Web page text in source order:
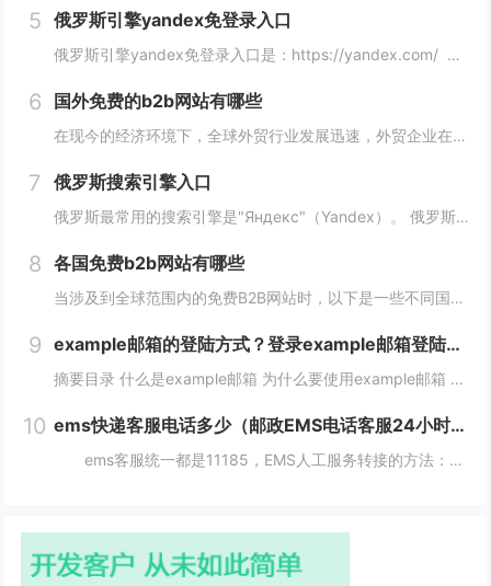
5 俄罗斯引擎yandex免登录入口
俄罗斯引擎yandex免登录入口是：https://yandex.com/ 无须登录直接使用，接下来小编就来给大家详细介绍。 俄罗斯引擎yandex免登录入口 Yandex是俄罗斯最大的互联网公司之一，其拥有自己的搜索引...
6 国外免费的b2b网站有哪些
在现今的经济环境下，全球外贸行业发展迅速，外贸企业在寻找客户方面也变得越来越重要，并且更加重视做好国外B2B网站的使用。因此，在选择一个合适的国外B2B网站时，您应该根据您的需求选择一个合适的网站，下面介绍一下国外免费的b2b网站有哪些？...
7 俄罗斯搜索引擎入口
俄罗斯最常用的搜索引擎是"Яндекс"（Yandex）。 俄罗斯搜索引擎yandex入口： 1、俄罗斯搜索引擎入口1：yandex.com，无须登录直接使用。 2、俄罗斯搜索引擎入口2：www.yandex.ru，需要登录使用。...
8 各国免费b2b网站有哪些
当涉及到全球范围内的免费B2B网站时，以下是一些不同国家的B2B网站，它们为企业提供了广阔的国际市场。这些网站在不同国家和地区具有不同的影响力，但都是免费使用的。 各国免费b2b网站： 1. 中国： - Alib...
9 example邮箱的登陆方式？登录example邮箱登陆服务器的步骤？
摘要目录 什么是example邮箱 为什么要使用example邮箱 example邮箱的登陆方式 如何保护example邮箱的安全性 结论 什么是example邮箱 example邮箱是由著名IT企...
10 ems快递客服电话多少（邮政EMS电话客服24小时服务热线）
ems客服统一都是11185，EMS人工服务转接的方法：1、使用固定电话或手机拨打11183，接通后，按1进入”上门揽收“，告诉客服人员您的取件地址、联系人和电话就可以上门取件。2、按2进入。 11183是邮政EMS的服务电话...